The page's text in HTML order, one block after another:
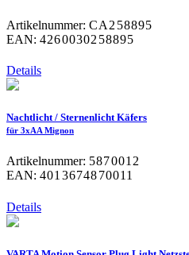
Artikelnummer: CA258895
EAN: 4260030258895
Details
Nachtlicht / Sternenlicht Käfers
für 3xAA Mignon
Artikelnummer: 5870012
EAN: 4013674870011
Details